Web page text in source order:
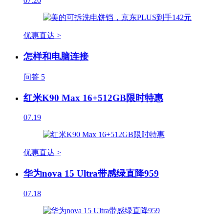
优惠直达 >
怎样和电脑连接
问答 5
红米K90 Max 16+512GB限时特惠
07.19
优惠直达 >
华为nova 15 Ultra带感绿直降959
07.18